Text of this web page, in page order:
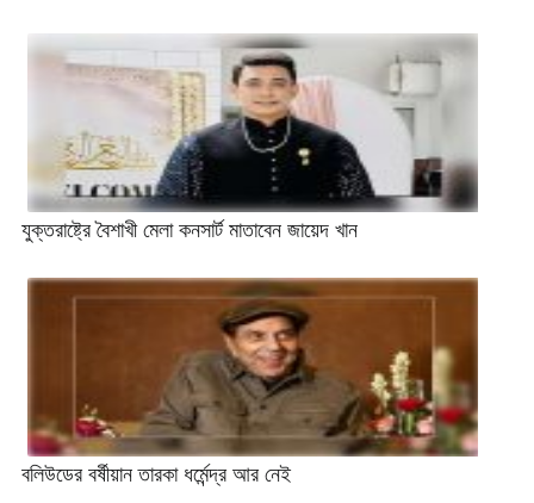
যুক্তরাষ্ট্রে বৈশাখী মেলা কনসার্ট মাতাবেন জায়েদ খান
বলিউডের বর্ষীয়ান তারকা ধর্মেন্দ্র আর নেই